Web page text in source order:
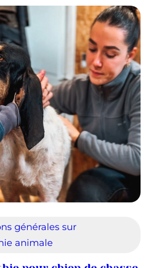
générales sur
animale